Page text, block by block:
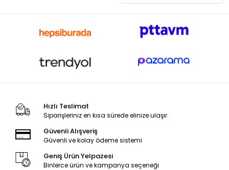
Hızlı Teslimat
Siparişleriniz en kısa sürede elinize ulaşır.
Güvenli Alışveriş
Güvenli ve kolay ödeme sistemi
Geniş Ürün Yelpazesi
Binlerce ürün ve kampanya seçeneği